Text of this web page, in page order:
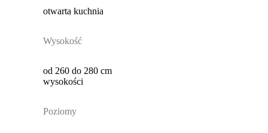
otwarta kuchnia
Wysokość
od 260 do 280 cm
wysokości
Poziomy